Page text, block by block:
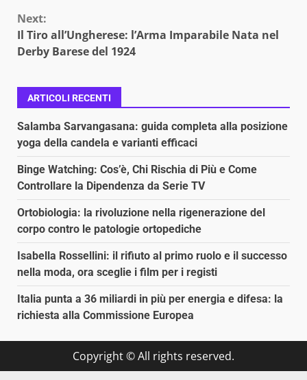
Next:
Il Tiro all’Ungherese: l’Arma Imparabile Nata nel
Derby Barese del 1924
ARTICOLI RECENTI
Salamba Sarvangasana: guida completa alla posizione
yoga della candela e varianti efficaci
Binge Watching: Cos’è, Chi Rischia di Più e Come
Controllare la Dipendenza da Serie TV
Ortobiologia: la rivoluzione nella rigenerazione del
corpo contro le patologie ortopediche
Isabella Rossellini: il rifiuto al primo ruolo e il successo
nella moda, ora sceglie i film per i registi
Italia punta a 36 miliardi in più per energia e difesa: la
richiesta alla Commissione Europea
Copyright © All rights reserved.